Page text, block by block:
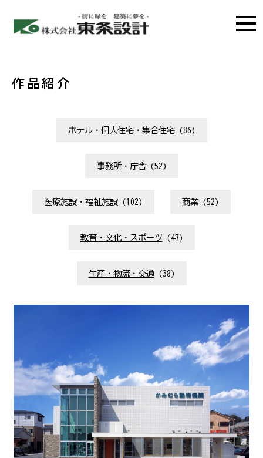
作品紹介
ホテル・個人住宅・集合住宅(86)
事務所・庁舎(52)
医療施設・福祉施設 (102) 商業 (52)
教育・文化・スポーツ (47)
生産・物流・交通 (38)